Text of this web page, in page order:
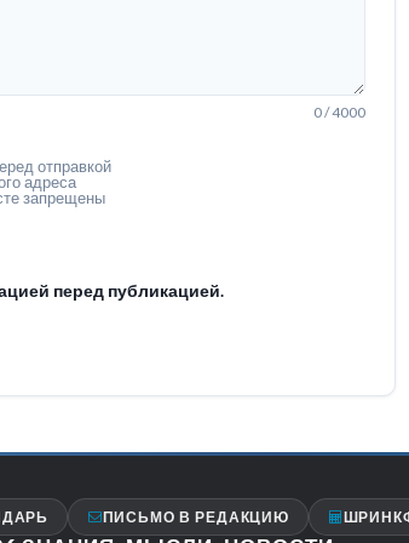
0 / 4000
отправкой
адреса
запрещены
перед публикацией.
ПИСЬМО В РЕДАКЦИЮ